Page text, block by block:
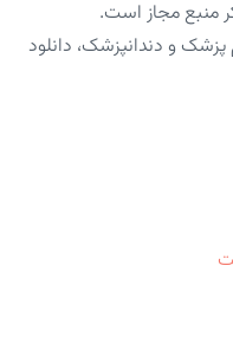
منبع مجاز است.
و دندانپزشک، دانلود